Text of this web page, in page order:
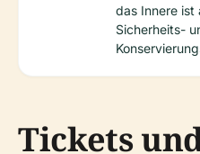
das Innere ist
Sicherheits-
Tickets